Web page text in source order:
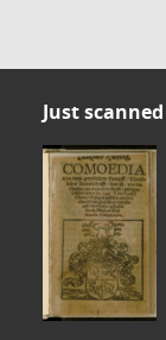
Just scanned